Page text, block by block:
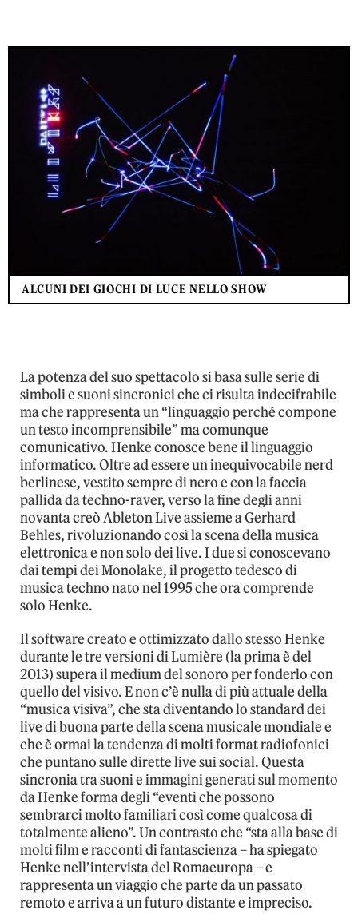
ALCUNI DEI GIOCHI DI LUCE NELLO SHOW
La potenza del suo spettacolo si basa sulle serie di
simboli e suoni sincronici che ci risulta indecifrabile
ma che rappresenta un “linguaggio perché compone
un testo incomprensibile” ma comunque
comunicativo. Henke conosce bene il linguaggio
informatico. Oltre ad essere un inequivocabile nerd
berlinese, vestito sempre di nero e con la faccia
pallida da techno-raver, verso la fine degli anni
novanta creò Ableton Live assieme a Gerhard
Behles, rivoluzionando così la scena della musica
elettronica e non solo dei live. I due si conoscevano
dai tempi dei Monolake, il progetto tedesco di
musica techno nato nel 1995 che ora comprende
solo Henke.
Il software creato e ottimizzato dallo stesso Henke
durante le tre versioni di Lumière (la prima è del
2013) supera il medium del sonoro per fonderlo con
quello del visivo. E non c’è nulla di più attuale della
“musica visiva”, che sta diventando lo standard dei
live di buona parte della scena musicale mondiale e
che è ormai la tendenza di molti format radiofonici
che puntano sulle dirette live sui social. Questa
sincronia tra suoni e immagini generati sul momento
da Henke forma degli “eventi che possono
sembrarci molto familiari così come qualcosa di
totalmente alieno”. Un contrasto che “sta alla base di
molti film e racconti di fantascienza – ha spiegato
Henke nell’intervista del Romaeuropa – e
rappresenta un viaggio che parte da un passato
remoto e arriva a un futuro distante e impreciso.